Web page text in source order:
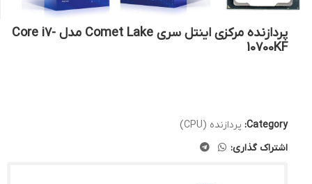
پردازنده مرکزی اینتل سری Comet Lake مدل Core i7-
10700KF
Category: پردازنده (CPU)
اشتراک گذاری: